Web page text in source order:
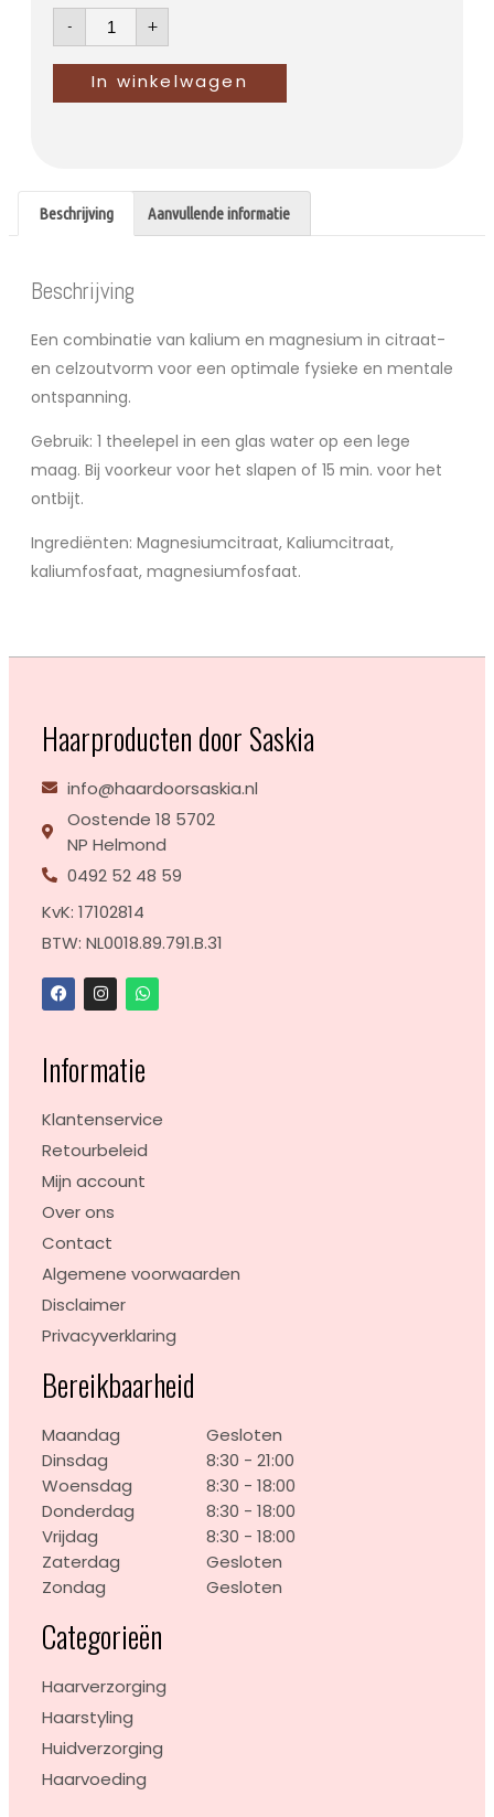
- +
In winkelwagen
Beschrijving Aanvullende informatie
Beschrijving
Een combinatie van kalium en magnesium in citraat-
en celzoutvorm voor een optimale fysieke en mentale
ontspanning.
Gebruik: 1 theelepel in een glas water op een lege
maag. Bij voorkeur voor het slapen of 15 min. voor het
ontbijt.
Ingrediënten: Magnesiumcitraat, Kaliumcitraat,
kaliumfosfaat, magnesiumfosfaat.
Haarproducten door Saskia
info@haardoorsaskia.nl
Oostende 18 5702
NP Helmond
0492 52 48 59
KvK: 17102814
BTW: NL0018.89.791.B.31
Informatie
Klantenservice
Retourbeleid
Mijn account
Over ons
Contact
Algemene voorwaarden
Disclaimer
Privacyverklaring
Bereikbaarheid
Maandag
Dinsdag
Woensdag
Donderdag
Vrijdag
Zaterdag
Zondag
Gesloten
8:30 - 21:00
8:30 - 18:00
8:30 - 18:00
8:30 - 18:00
Gesloten
Gesloten
Categorieën
Haarverzorging
Haarstyling
Huidverzorging
Haarvoeding